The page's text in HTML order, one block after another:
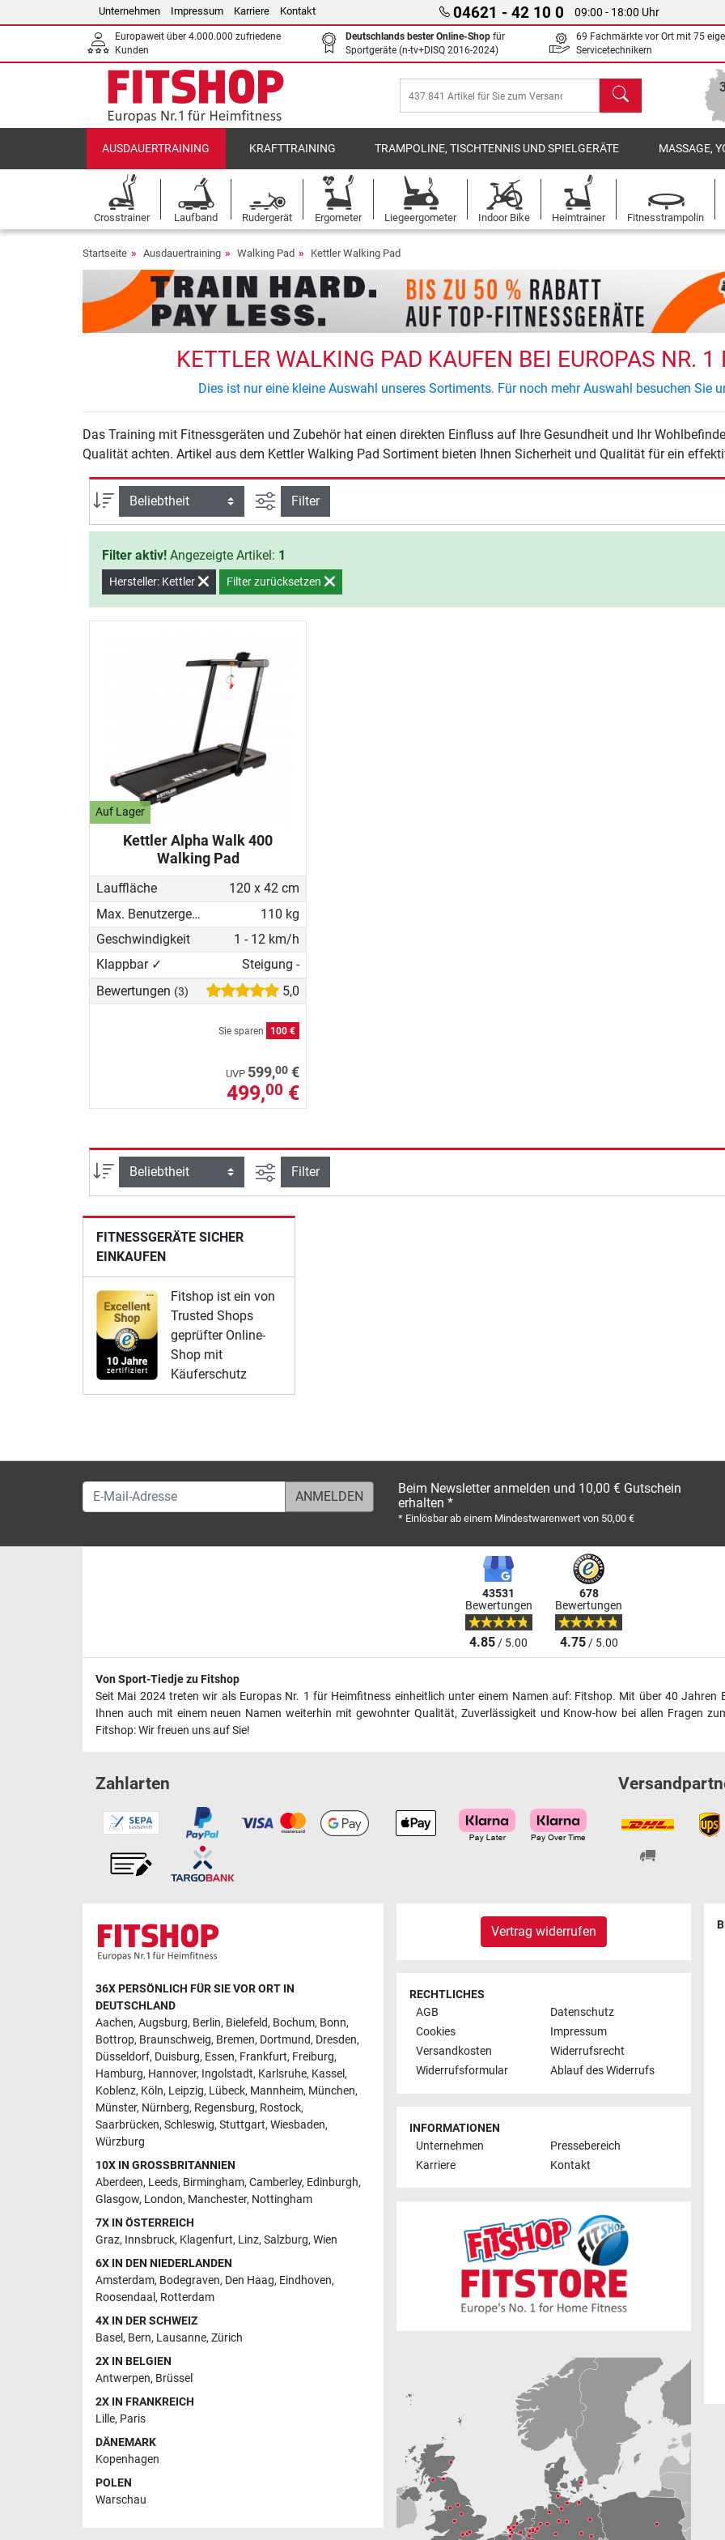
Unternehmen Impressum Karriere Kontakt 04621 - 42 10 0 09:00 - 18:00 Uhr
Europaweit über 4.000.000 zufriedene
Kunden
Deutschlands bester Online-Shop für
Sportgeräte (n-tv+DISQ 2016-2024)
69 Fachmärkte vor Ort mit 75
Servicetechnikern
Suchen
AUSDAUERTRAINING KRAFTTRAINING TRAMPOLINE, TISCHTENNIS UND SPIELGERÄTE MASSAGE,
Crosstrainer Laufband Rudergerät Ergometer Liegeergometer Indoor Bike Heimtrainer Fitnesstrampolin
Startseite Ausdauertraining Walking Pad Kettler Walking Pad
KETTLER WALKING PAD KAUFEN BEI EUROPAS NR.
Dies ist nur eine kleine Auswahl unseres Sortiments. Für noch mehr Auswahl besuchen Sie
Das Training mit Fitnessgeräten und Zubehör hat einen direkten Einfluss auf Ihre Gesundheit und Ihr
Qualität achten. Artikel aus dem Kettler Walking Pad Sortiment bieten Ihnen Sicherheit und Qualität für ein
Sortierung Ansicht filtern
Filter
Filter aktiv! Angezeigte Artikel: 1
Hersteller: Kettler Filter zurücksetzen
Auf Lager
Kettler Alpha Walk 400
Walking Pad
Lauffläche
120 x 42 cm
Max. Benutzergewicht
110 kg
Geschwindigkeit
1 - 12 km/h
Klappbar ✓
Steigung -
Bewertungen (3) 5,0
Sie sparen 100 €
UVP 599,00 €
499,00 €
Sortierung Ansicht filtern
Filter
FITNESSGERÄTE SICHER
EINKAUFEN
Fitshop ist ein von
Trusted Shops
geprüfter Online-
Shop mit
Käuferschutz
E-Mail-Adresse
Beim Newsletter anmelden und 10,00 € Gutschein
erhalten *
* Einlösbar ab einem Mindestwarenwert von 50,00 €
43531
Bewertungen
4.85/ 5.00
678
Bewertungen
4.75/ 5.00
Von Sport-Tiedje zu Fitshop
Seit Mai 2024 treten wir als Europas Nr. 1 für Heimfitness einheitlich unter einem Namen auf: Fitshop. Mit über 40
Ihnen auch mit einem neuen Namen weiterhin mit gewohnter Qualität, Zuverlässigkeit und Know-how bei allen Fragen
Fitshop: Wir freuen uns auf Sie!
Zahlarten
36X PERSÖNLICH FÜR SIE VOR ORT IN
DEUTSCHLAND
Aachen, Augsburg, Berlin, Bielefeld, Bochum, Bonn,
Bottrop, Braunschweig, Bremen, Dortmund, Dresden,
Düsseldorf, Duisburg, Essen, Frankfurt, Freiburg,
Hamburg, Hannover, Ingolstadt, Karlsruhe, Kassel,
Koblenz, Köln, Leipzig, Lübeck, Mannheim, München,
Münster, Nürnberg, Regensburg, Rostock,
Saarbrücken, Schleswig, Stuttgart, Wiesbaden,
Würzburg
10X IN GROSSBRITANNIEN
Aberdeen, Leeds, Birmingham, Camberley, Edinburgh,
Glasgow, London, Manchester, Nottingham
7X IN ÖSTERREICH
Graz, Innsbruck, Klagenfurt, Linz, Salzburg, Wien
6X IN DEN NIEDERLANDEN
Amsterdam, Bodegraven, Den Haag, Eindhoven,
Roosendaal , Rotterdam
4X IN DER SCHWEIZ
Basel, Bern, Lausanne, Zürich
2X IN BELGIEN
Antwerpen, Brüssel
2X IN FRANKREICH
Lille, Paris
DÄNEMARK
Kopenhagen
POLEN
Warschau
Vertrag widerrufen
RECHTLICHES
AGB
Datenschutz
Cookies
Impressum
Versandkosten
Widerrufsrecht
Widerrufsformular
Ablauf des Widerrufs
INFORMATIONEN
Unternehmen
Pressebereich
Karriere
Kontakt